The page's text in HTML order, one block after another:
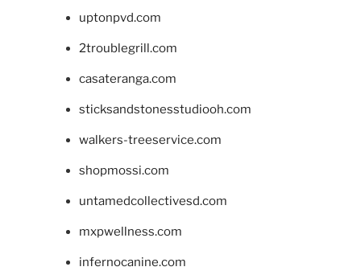
uptonpvd.com
2troublegrill.com
casateranga.com
sticksandstonesstudiooh.com
walkers-treeservice.com
shopmossi.com
untamedcollectivesd.com
mxpwellness.com
infernocanine.com